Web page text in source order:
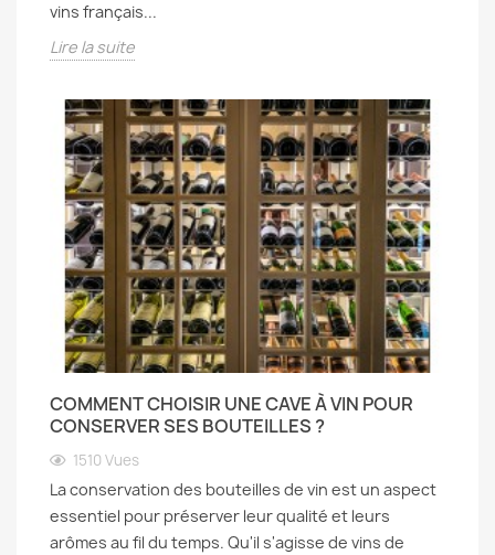
vins français...
Lire la suite
COMMENT CHOISIR UNE CAVE À VIN POUR
CONSERVER SES BOUTEILLES ?
1510 Vues
La conservation des bouteilles de vin est un aspect
essentiel pour préserver leur qualité et leurs
arômes au fil du temps. Qu'il s'agisse de vins de